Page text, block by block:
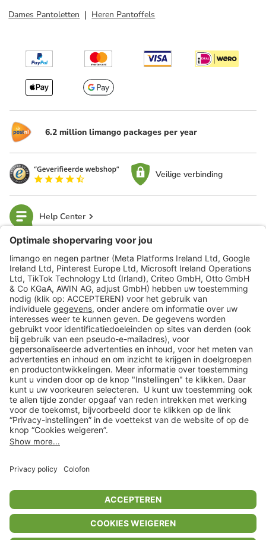
Dames Pantoletten
Heren Pantoffels
6.2 million limango packages per year
Veilige verbinding
Help Center
limango
Veilig winkelen
Klantenservice
Shop
Acties
limango.de limango.pl